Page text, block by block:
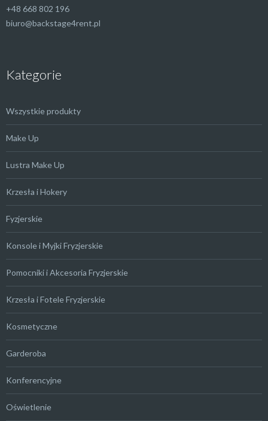
+48 668 802 196
biuro@backstage4rent.pl
Kategorie
Wszystkie produkty
Make Up
Lustra Make Up
Krzesła i Hokery
Fyzjerskie
Konsole i Myjki Fryzjerskie
Pomocniki i Akcesoria Fryzjerskie
Krzesła i Fotele Fryzjerskie
Kosmetyczne
Garderoba
Konferencyjne
Oświetlenie